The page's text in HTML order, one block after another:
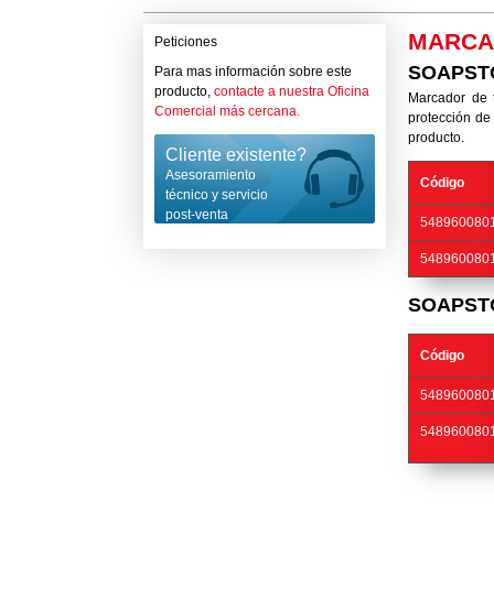
Peticiones
Para mas información sobre este
producto, contacte a nuestra Oficina
Comercial más cercana.
Cliente existente?
Asesoramiento
técnico y servicio
post-venta
Marcador
protección
producto.
Código
Código